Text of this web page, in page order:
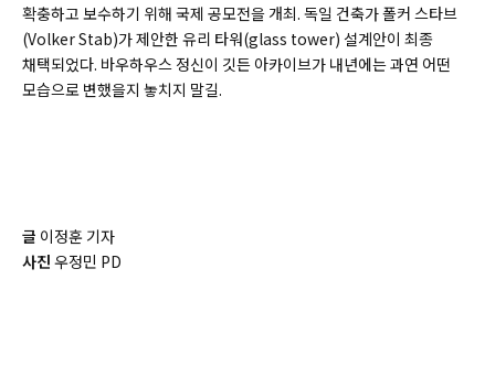
확충하고 보수하기 위해 국제 공모전을 개최. 독일 건축가 폴커 스타브
(Volker Stab)가 제안한 유리 타워(glass tower) 설계안이 최종
채택되었다. 바우하우스 정신이 깃든 아카이브가 내년에는 과연 어떤
모습으로 변했을지 놓치지 말길.
글 이정훈 기자
사진 우정민 PD